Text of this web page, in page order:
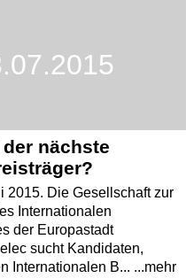
nächste
2015. Die Gesellschaft zur
Internationalen
der Europastadt
sucht Kandidaten,
Internationalen B... ...mehr